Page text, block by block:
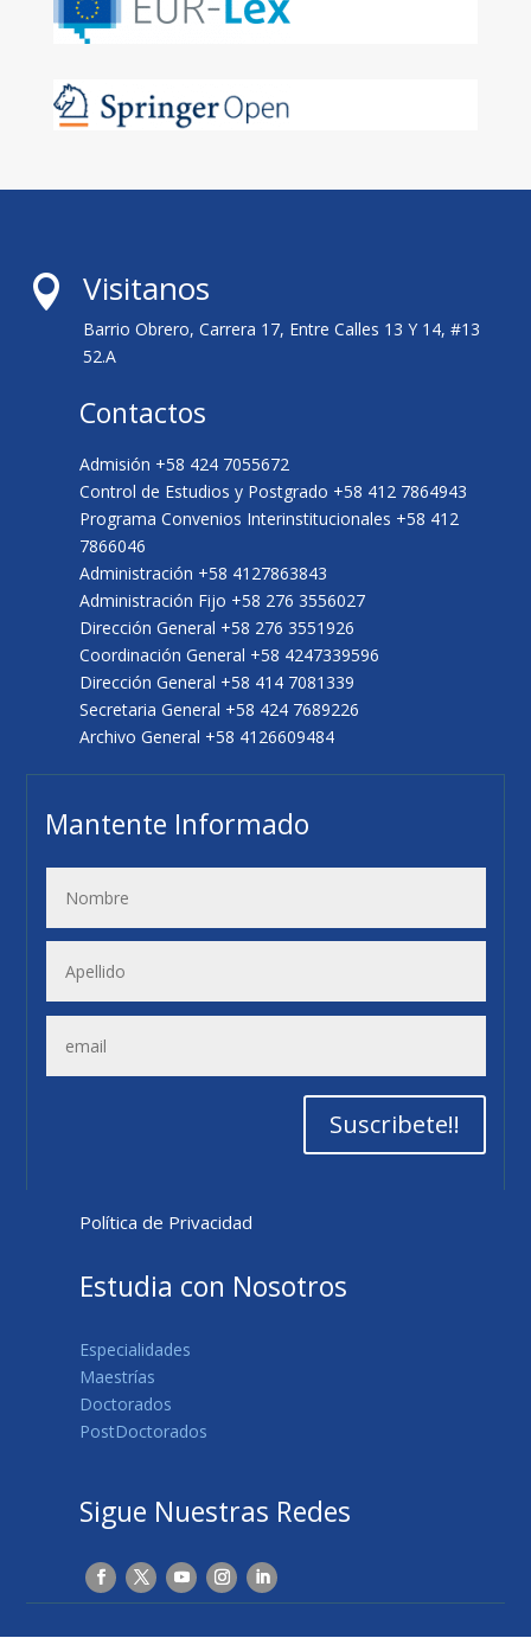
 Visitanos
Barrio Obrero, Carrera 17, Entre Calles 13 Y 14, #13
52.A
Contactos
Admisión +58 424 7055672
Control de Estudios y Postgrado +58 412 7864943
Programa Convenios Interinstitucionales +58 412
7866046
Administración +58 4127863843
Administración Fijo +58 276 3556027
Dirección General +58 276 3551926
Coordinación General +58 4247339596
Dirección General +58 414 7081339
Secretaria General +58 424 7689226
Archivo General +58 4126609484
Mantente Informado
Suscribete!!
Política de Privacidad
Estudia con Nosotros
Especialidades
Maestrías
Doctorados
PostDoctorados
Sigue Nuestras Redes